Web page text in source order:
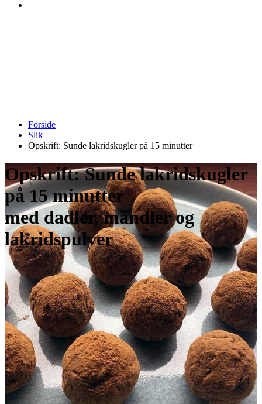
Forside
Slik
Opskrift: Sunde lakridskugler på 15 minutter
Opskrift: Sunde lakridskugler
på 15 minutter
med dadler, mandler og
lakridspulver